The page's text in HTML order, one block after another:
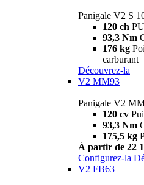
Panigale V2 S
120 ch
93,3 Nm
176 kg
carburant
Découvrez-la
V2 MM93
Panigale V2
120 cv
93,3 Nm
175,5 kg
À partir de 22
Configurez-la
V2 FB63